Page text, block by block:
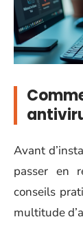
Avant
passer en
conseils
multitude